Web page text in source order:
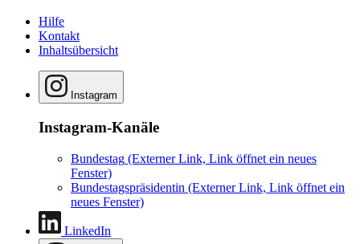
Hilfe
Kontakt
Inhaltsübersicht
Instagram
Instagram-Kanäle
Bundestag (Externer Link, Link öffnet ein neues
Fenster)
Bundestagspräsidentin (Externer Link, Link öffnet ein
neues Fenster)
LinkedIn